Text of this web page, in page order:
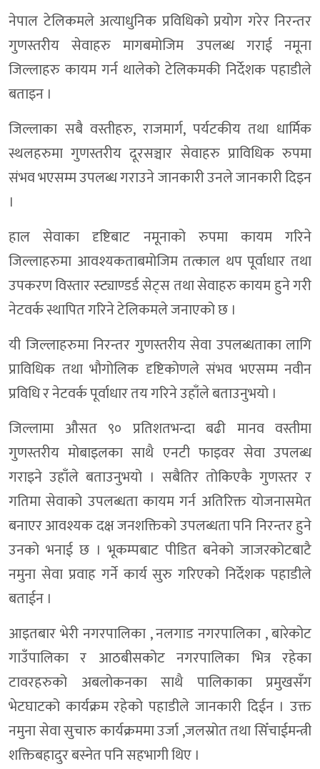
नेपाल टेलिकमले अत्याधुनिक प्रविधिको प्रयोग गरेर निरन्तर
गुणस्तरीय सेवाहरु मागबमोजिम उपलब्ध गराई नमूना
जिल्लाहरु कायम गर्न थालेको टेलिकमकी निर्देशक पहाडीले
बताइन ।
जिल्लाका सबै वस्तीहरु, राजमार्ग, पर्यटकीय तथा धार्मिक
स्थलहरुमा गुणस्तरीय दूरसञ्चार सेवाहरु प्राविधिक रुपमा
संभव भएसम्म उपलब्ध गराउने जानकारी उनले जानकारी दिइन
।
हाल सेवाका दृष्टिबाट नमूनाको रुपमा कायम गरिने
जिल्लाहरुमा आवश्यकताबमोजिम तत्काल थप पूर्वाधार तथा
उपकरण विस्तार स्ट्याण्डर्ड सेट्स तथा सेवाहरु कायम हुने गरी
नेटवर्क स्थापित गरिने टेलिकमले जनाएको छ ।
यी जिल्लाहरुमा निरन्तर गुणस्तरीय सेवा उपलब्धताका लागि
प्राविधिक तथा भौगोलिक दृष्टिकोणले संभव भएसम्म नवीन
प्रविधि र नेटवर्क पूर्वाधार तय गरिने उहाँले बताउनुभयो ।
जिल्लामा औसत ९० प्रतिशतभन्दा बढी मानव वस्तीमा
गुणस्तरीय मोबाइलका साथै एनटी फाइवर सेवा उपलब्ध
गराइने उहाँले बताउनुभयो । सबैतिर तोकिएकै गुणस्तर र
गतिमा सेवाको उपलब्धता कायम गर्न अतिरिक्त योजनासमेत
बनाएर आवश्यक दक्ष जनशक्तिको उपलब्धता पनि निरन्तर हुने
उनको भनाई छ । भूकम्पबाट पीडित बनेको जाजरकोटबाटै
नमुना सेवा प्रवाह गर्ने कार्य सुरु गरिएको निर्देशक पहाडीले
बताईन ।
आइतबार भेरी नगरपालिका , नलगाड नगरपालिका , बारेकोट
गाउँपालिका र आठबीसकोट नगरपालिका भित्र रहेका
टावरहरुको अबलोकनका साथै पालिकाका प्रमुखसँग
भेटघाटको कार्यक्रम रहेको पहाडीले जानकारी दिईन । उक्त
नमुना सेवा सुचारु कार्यक्रममा उर्जा ,जलस्रोत तथा सिँचाईमन्त्री
शक्तिबहादुर बस्नेत पनि सहभागी थिए ।